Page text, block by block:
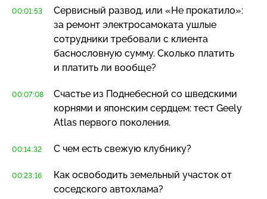
00:01:53
Сервисный развод, или «Не прокатило»:
за ремонт электросамоката ушлые
сотрудники требовали с клиента
баснословную сумму. Сколько платить
и платить ли вообще?
00:07:08
Счастье из Поднебесной со шведскими
корнями и японским сердцем: тест Geely
Atlas первого поколения.
00:14:32 С чем есть свежую клубнику?
00:23:16
Как освободить земельный участок от
соседского автохлама?